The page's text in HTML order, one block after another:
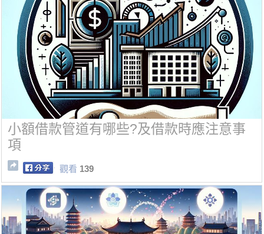
小額借款管道有哪些?及借款時應注意事
項
觀看 139